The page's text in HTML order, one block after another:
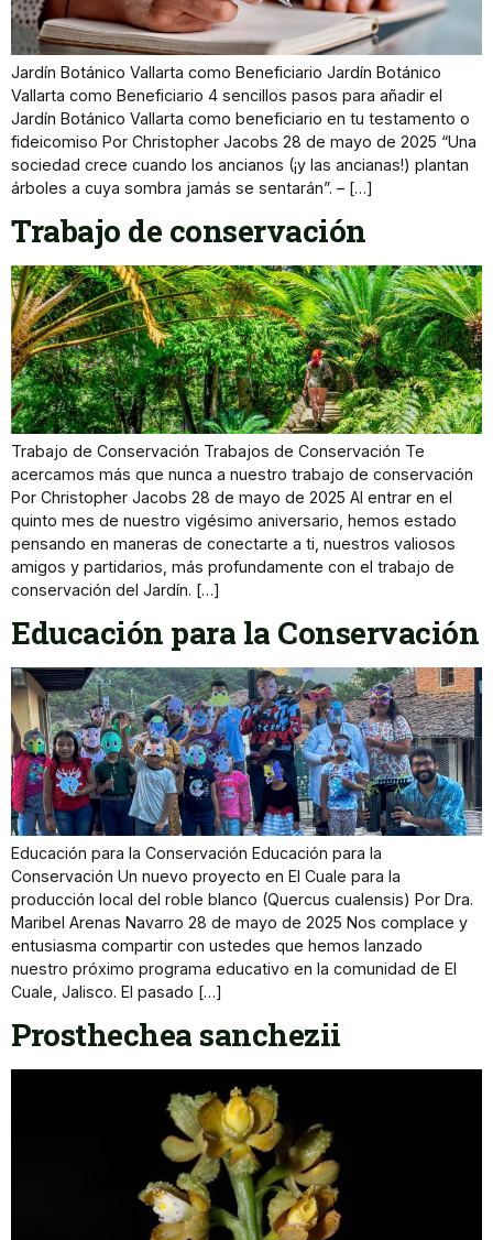
Jardín Botánico Vallarta como Beneficiario Jardín Botánico
Vallarta como Beneficiario 4 sencillos pasos para añadir el
Jardín Botánico Vallarta como beneficiario en tu testamento o
fideicomiso Por Christopher Jacobs 28 de mayo de 2025 “Una
sociedad crece cuando los ancianos (¡y las ancianas!) plantan
árboles a cuya sombra jamás se sentarán”. – […]
Trabajo de conservación
Trabajo de Conservación Trabajos de Conservación Te
acercamos más que nunca a nuestro trabajo de conservación
Por Christopher Jacobs 28 de mayo de 2025 Al entrar en el
quinto mes de nuestro vigésimo aniversario, hemos estado
pensando en maneras de conectarte a ti, nuestros valiosos
amigos y partidarios, más profundamente con el trabajo de
conservación del Jardín. […]
Educación para la Conservación
Educación para la Conservación Educación para la
Conservación Un nuevo proyecto en El Cuale para la
producción local del roble blanco (Quercus cualensis) Por Dra.
Maribel Arenas Navarro 28 de mayo de 2025 Nos complace y
entusiasma compartir con ustedes que hemos lanzado
nuestro próximo programa educativo en la comunidad de El
Cuale, Jalisco. El pasado […]
Prosthechea sanchezii